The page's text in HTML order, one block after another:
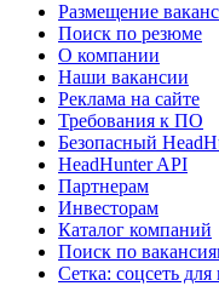
Размещение
Поиск по резюме
О компании
Наши вакансии
Реклама на сайте
Требования к ПО
Безопасный
HeadHunter API
Партнерам
Инвесторам
Каталог компаний
Поиск по
Сетка: соцсеть для